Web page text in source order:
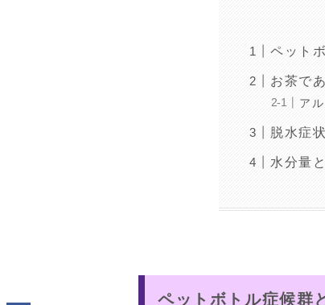
ペット
お茶で
ア
脱水症
水分量
ペットボトル症候群